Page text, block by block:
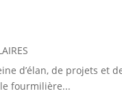
d’élan, de projets et
fourmilière...